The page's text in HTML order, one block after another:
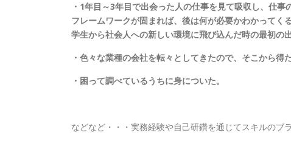
・1年目～3年目で出会った人の仕事を見て吸収し、仕事
フレームワークが固まれば、後は何が必要かわかってく
学生から社会人への新しい環境に飛び込んだ時の最初の
・色々な業種の会社を転々としてきたので、そこから得
・困って調べているうちに身についた。
などなど・・・実務経験や自己研鑽を通じてスキルのブ